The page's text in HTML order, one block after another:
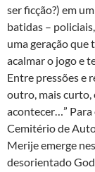
ser ficção?) em
batidas –
uma geração que
acalmar o jogo e
Entre pressões e
outro, mais curto,
acontecer…”
Cemitério de
Merije emerge
desorientado